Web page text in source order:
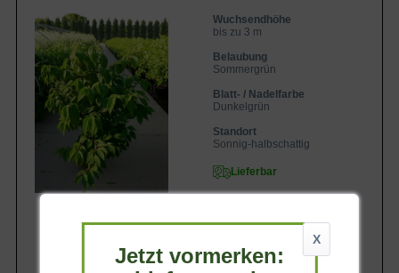
Wuchsendhöhe
bis zu 3 m
Belaubung
Sommergrün
Blatt- / Nadelfarbe
Dunkelgrün
Standort
Sonnig-halbschattig
Lieferbar
X
Jetzt vormerken: